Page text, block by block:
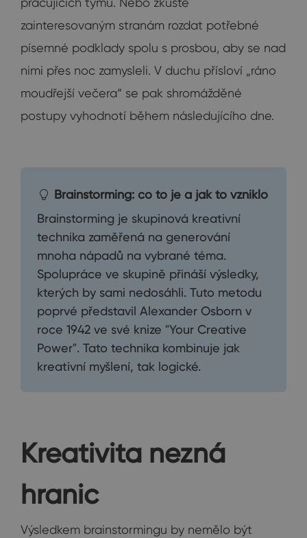
zainteresovaným stranám rozdat potřebné
písemné podklady spolu s prosbou, aby se nad
nimi přes noc zamysleli. V duchu přísloví „ráno
moudřejší večera“ se pak shromážděné
postupy vyhodnotí během následujícího dne.
Brainstorming: co to je a jak to vzniklo
Brainstorming je skupinová kreativní
technika zaměřená na generování
mnoha nápadů na vybrané téma.
Spolupráce ve skupině přináší výsledky,
kterých by sami nedosáhli. Tuto metodu
poprvé představil Alexander Osborn v
roce 1942 ve své knize "Your Creative
Power". Tato technika kombinuje jak
kreativní myšlení, tak logické.
Kreativita nezná
hranic
Výsledkem brainstormingu by nemělo být